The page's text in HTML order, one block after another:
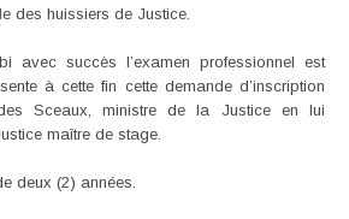
des huissiers de Justice.
avec succès l’examen professionnel est
à cette fin cette demande d’inscription
Sceaux, ministre de la Justice en lui
maître de stage.
deux (2) années.